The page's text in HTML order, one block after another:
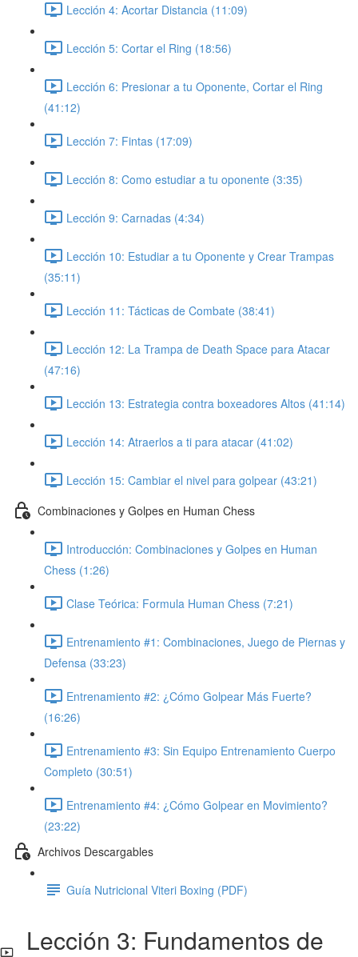
Lección 4: Acortar Distancia (11:09)
Lección 5: Cortar el Ring (18:56)
Lección 6: Presionar a tu Oponente, Cortar el Ring
(41:12)
Lección 7: Fintas (17:09)
Lección 8: Como estudiar a tu oponente (3:35)
Lección 9: Carnadas (4:34)
Lección 10: Estudiar a tu Oponente y Crear Trampas
(35:11)
Lección 11: Tácticas de Combate (38:41)
Lección 12: La Trampa de Death Space para Atacar
(47:16)
Lección 13: Estrategia contra boxeadores Altos (41:14)
Lección 14: Atraerlos a ti para atacar (41:02)
Lección 15: Cambiar el nivel para golpear (43:21)
Combinaciones y Golpes en Human Chess
Introducción: Combinaciones y Golpes en Human
Chess (1:26)
Clase Teórica: Formula Human Chess (7:21)
Entrenamiento #1: Combinaciones, Juego de Piernas y
Defensa (33:23)
Entrenamiento #2: ¿Cómo Golpear Más Fuerte?
(16:26)
Entrenamiento #3: Sin Equipo Entrenamiento Cuerpo
Completo (30:51)
Entrenamiento #4: ¿Cómo Golpear en Movimiento?
(23:22)
Archivos Descargables
Guía Nutricional Viteri Boxing (PDF)
Lección 3: Fundamentos de